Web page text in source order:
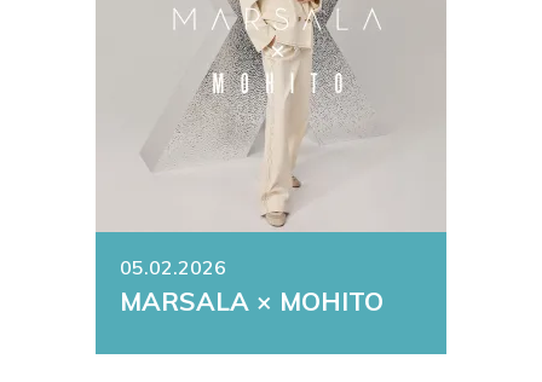
05.02.2026
MARSALA × MOHITO